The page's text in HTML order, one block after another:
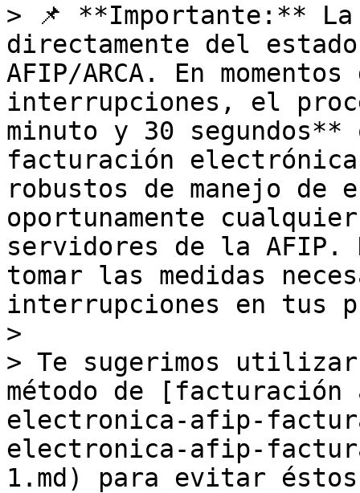
> 📌 **Importante:** La
directamente del
AFIP/ARCA. En
interrupciones, el
minuto y 30
facturación electrónica
robustos de manejo
oportunamente
servidores de la AFIP.
tomar las medidas
interrupciones en tus
>
> Te sugerimos
método de
electronica-afip-
electronica-afip-
1.md) para evitar